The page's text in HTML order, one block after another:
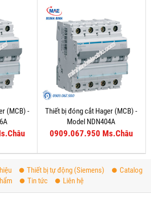
(MCB) -
Thiết bị đóng cắt Hager (MCB) -
Model NDN404A
0909.067.950 Ms.Châu
Thiết bị tự động (Siemens)
Catalog
Tin tức Liên hệ